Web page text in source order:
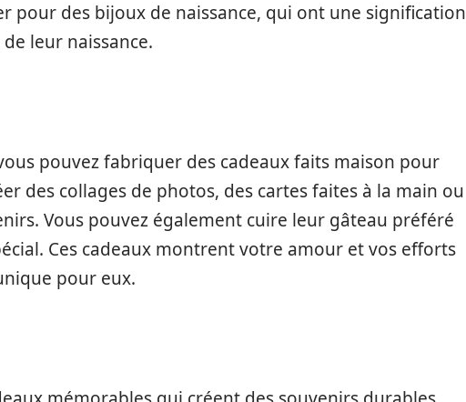
pour des bijoux de naissance, qui ont une signification
leur naissance.
pouvez fabriquer des cadeaux faits maison pour
des collages de photos, des cartes faites à la main ou
Vous pouvez également cuire leur gâteau préféré
Ces cadeaux montrent votre amour et vos efforts
pour eux.